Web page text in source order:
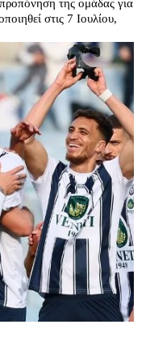
της ομάδας για
στις 7 Ιουλίου,